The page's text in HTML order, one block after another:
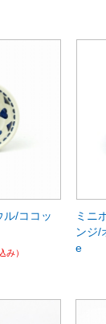
ル/ココッ
み）
ミニ
ンジ/
e